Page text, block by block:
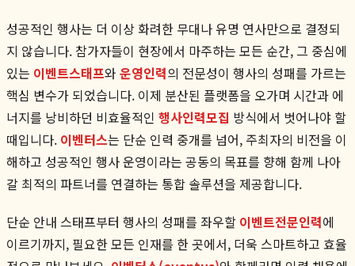
성공적인 행사는 더 이상 화려한 무대나 유명 연사만으로 결정되
지 않습니다. 참가자들이 현장에서 마주하는 모든 순간, 그 중심에
있는 이벤트스태프와 운영인력의 전문성이 행사의 성패를 가르는
핵심 변수가 되었습니다. 이제 분산된 플랫폼을 오가며 시간과 에
너지를 낭비하던 비효율적인 행사인력모집 방식에서 벗어나야 할
때입니다. 이벤터스는 단순 인력 중개를 넘어, 주최자의 비전을 이
해하고 성공적인 행사 운영이라는 공동의 목표를 향해 함께 나아
갈 최적의 파트너를 연결하는 통합 솔루션을 제공합니다.
단순 안내 스태프부터 행사의 성패를 좌우할 이벤트전문인력에
이르기까지, 필요한 모든 인재를 한 곳에서, 더욱 스마트하고 효율